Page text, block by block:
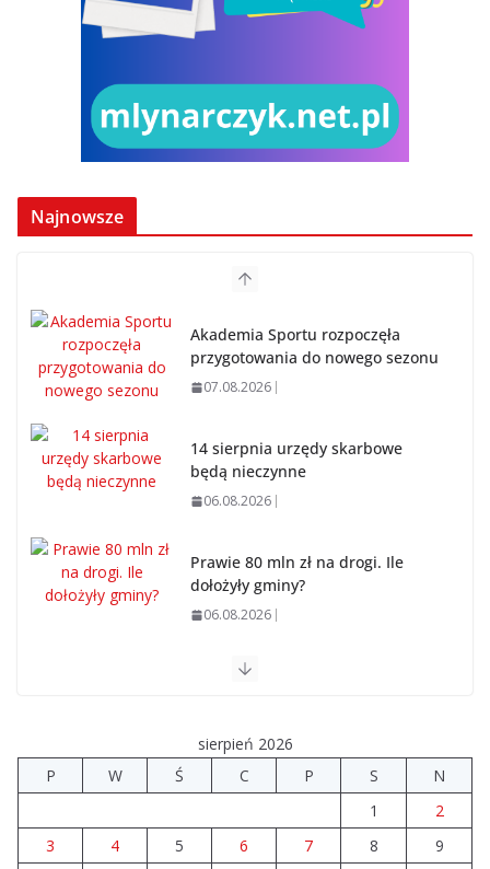
Najnowsze
Akademia Sportu rozpoczęła
przygotowania do nowego sezonu
07.08.2026
14 sierpnia urzędy skarbowe
będą nieczynne
06.08.2026
Prawie 80 mln zł na drogi. Ile
dołożyły gminy?
06.08.2026
Szkoła we Władysławowie przechodzi modernizację
Prawie 20 tys. zł dla dyrektora szpitala. Podwyżka
mimo finansowych problemów
sierpień 2026
P
W Ś C P S
N
1
2
3
4 5 6 7 8
9